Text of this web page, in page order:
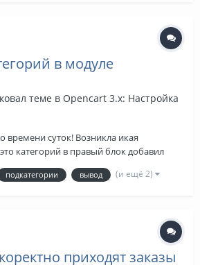
в модуле
теме в Opencart 3.x: Настройка
времени суток! Возникла икая
категорий в правый блок добавил
Но он выводит только
Как вывести подкатегории?
подкатегории вывод (и ещё 2)
приходят заказы